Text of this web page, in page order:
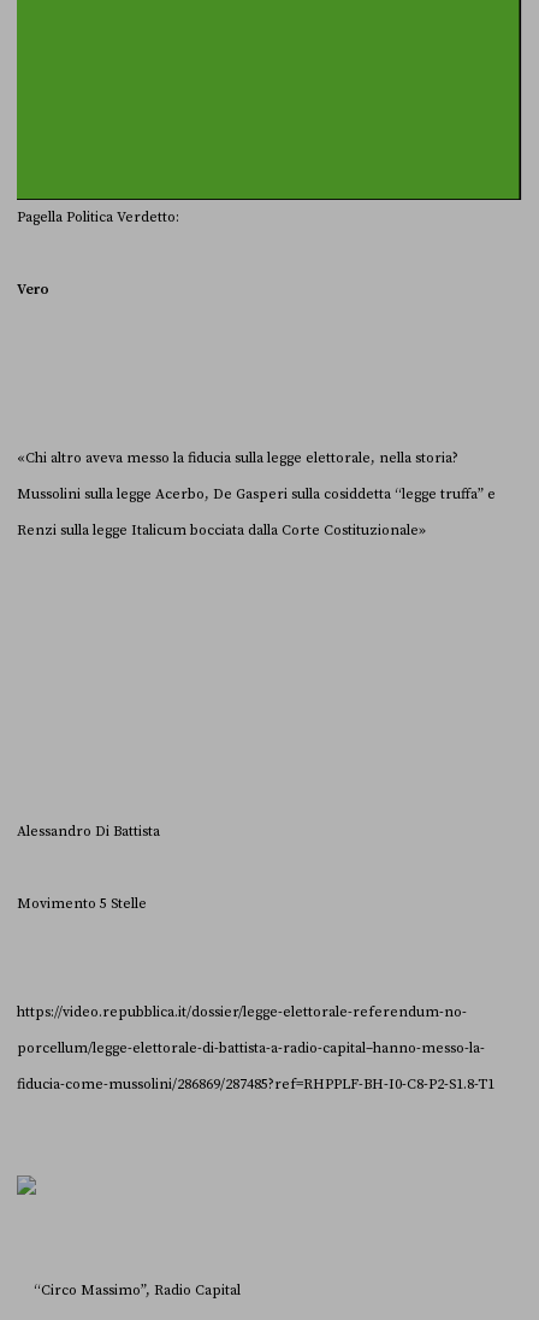
Pagella Politica Verdetto:
Vero
«Chi altro aveva messo la fiducia sulla legge elettorale, nella storia?
Mussolini sulla legge Acerbo, De Gasperi sulla cosiddetta “legge truffa” e
Renzi sulla legge Italicum bocciata dalla Corte Costituzionale»
Alessandro Di Battista
Movimento 5 Stelle
https://video.repubblica.it/dossier/legge-elettorale-referendum-no-
porcellum/legge-elettorale-di-battista-a-radio-capital–hanno-messo-la-
fiducia-come-mussolini/286869/287485?ref=RHPPLF-BH-I0-C8-P2-S1.8-T1
“Circo Massimo”, Radio Capital